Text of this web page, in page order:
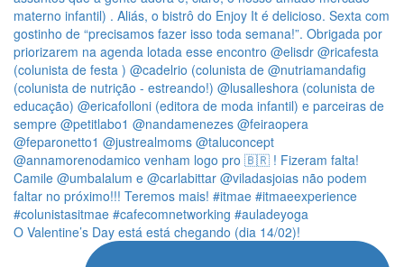
O Valentine’s Day está está chegando (dia 14/02)!